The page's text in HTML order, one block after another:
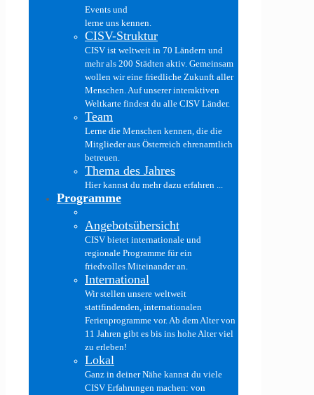
Events und
lerne uns kennen.
CISV-Struktur
CISV ist weltweit in 70 Ländern und
mehr als 200 Städten aktiv. Gemeinsam
wollen wir eine friedliche Zukunft aller
Menschen. Auf unserer interaktiven
Weltkarte findest du alle CISV Länder.
Team
Lerne die Menschen kennen, die die
Mitglieder aus Österreich ehrenamtlich
betreuen.
Thema des Jahres
Hier kannst du mehr dazu erfahren ...
Programme
Angebotsübersicht
CISV bietet internationale und
regionale Programme für ein
friedvolles Miteinander an.
International
Wir stellen unsere weltweit
stattfindenden, internationalen
Ferienprogramme vor. Ab dem Alter von
11 Jahren gibt es bis ins hohe Alter viel
zu erleben!
Lokal
Ganz in deiner Nähe kannst du viele
CISV Erfahrungen machen: von